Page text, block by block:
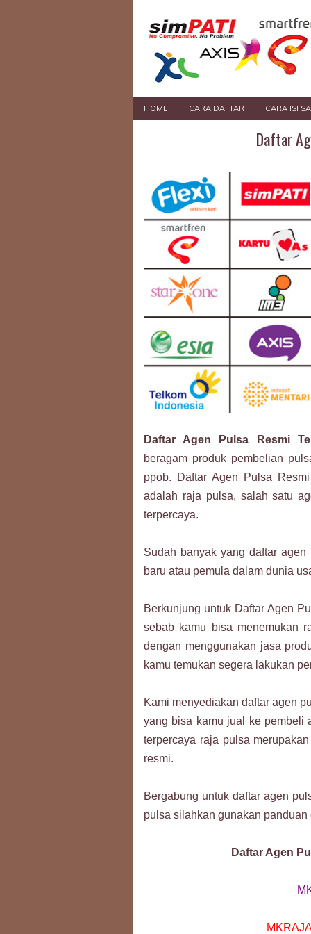
HOME CARA DAFTAR CARA ISI
Daftar
Daftar Agen Pulsa Resmi
beragam produk pembelian
ppob. Daftar Agen Pulsa
adalah raja pulsa, salah satu
terpercaya.
Sudah banyak yang daftar
baru atau pemula dalam dunia
Berkunjung untuk Daftar Agen
sebab kamu bisa menemukan
dengan menggunakan jasa
kamu temukan segera lakukan
Kami menyediakan daftar agen
yang bisa kamu jual ke pembeli
terpercaya raja pulsa
resmi.
Bergabung untuk daftar agen
pulsa silahkan gunakan
Daftar Agen